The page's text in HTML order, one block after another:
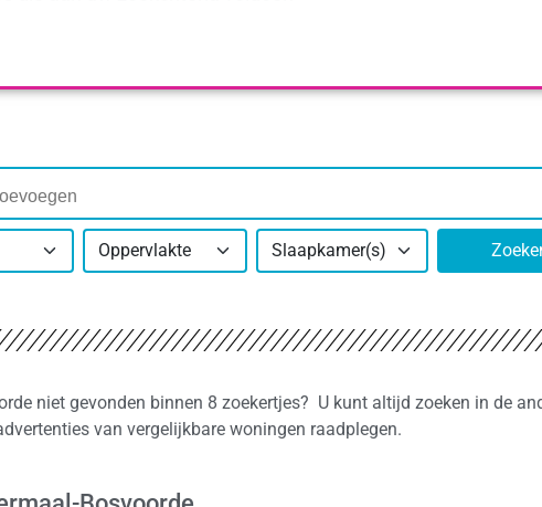
Oppervlakte Slaapkamer(s)
niet gevonden binnen 8 zoekertjes? U kunt altijd zoeken in de
van vergelijkbare woningen raadplegen.